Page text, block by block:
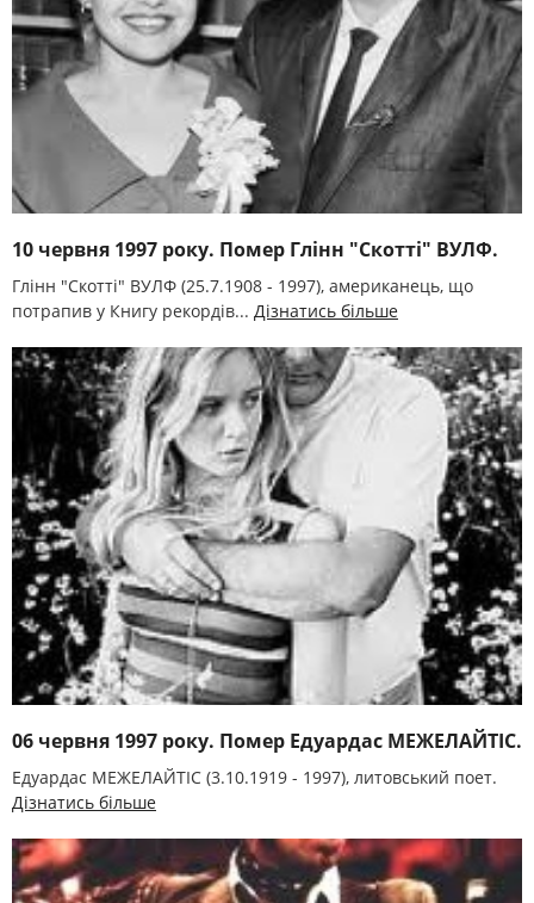
10 червня 1997 року. Помер Глінн "Скотті" ВУЛФ.
Глінн "Скотті" ВУЛФ (25.7.1908 - 1997), американець, що
потрапив у Книгу рекордів... Дізнатись більше
06 червня 1997 року. Помер Едуардас МЕЖЕЛАЙТІС.
Едуардас МЕЖЕЛАЙТІС (3.10.1919 - 1997), литовський поет.
Дізнатись більше